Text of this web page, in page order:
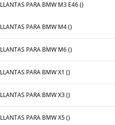
LLANTAS PARA BMW M3 E46 ()
LLANTAS PARA BMW M4 ()
LLANTAS PARA BMW M6 ()
LLANTAS PARA BMW X1 ()
LLANTAS PARA BMW X3 ()
LLANTAS PARA BMW X5 ()